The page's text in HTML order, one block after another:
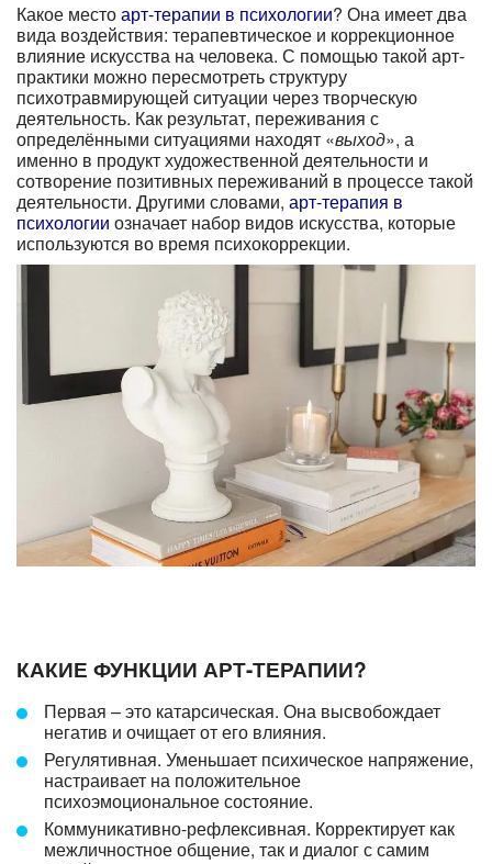
Какое местоарт-терапии в психологии? Она имеет два
вида воздействия: терапевтическое и коррекционное
влияние искусства на человека. С помощью такой арт-
практики можно пересмотреть структуру
психотравмирующей ситуации через творческую
деятельность. Как результат, переживания с
определёнными ситуациями находят «выход», а
именно в продукт художественной деятельности и
сотворение позитивных переживаний в процессе такой
деятельности. Другими словами, арт-терапия в
психологии означает набор видов искусства, которые
используются во время психокоррекции.
КАКИЕ ФУНКЦИИ АРТ-ТЕРАПИИ?
Первая – это катарсическая. Она высвобождает
негатив и очищает от его влияния.
Регулятивная. Уменьшает психическое напряжение,
настраивает на положительное
психоэмоциональное состояние.
Коммуникативно-рефлексивная. Корректирует как
межличностное общение, так и диалог с самим